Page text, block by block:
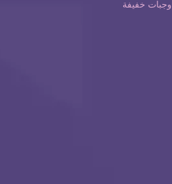
وجبات خفيفة